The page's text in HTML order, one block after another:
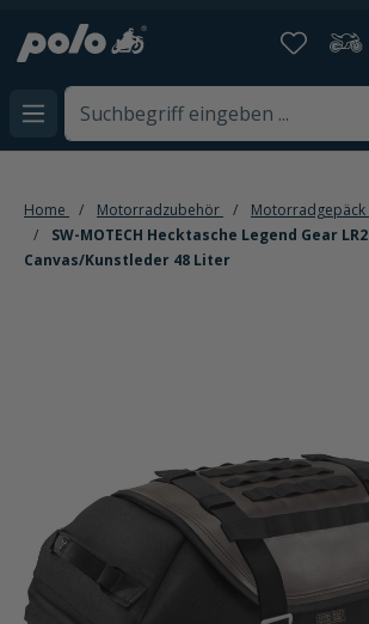
springen
Home Motorradzubehör Motorradgepäck
SW-MOTECH Hecktasche Legend Gear LR2
Canvas/Kunstleder 48 Liter